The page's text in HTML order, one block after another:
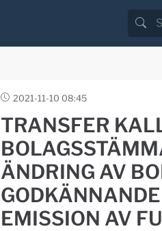
2021-11-10 08:45
TRANSFER
ÄNDRING AV
EMISSION AV